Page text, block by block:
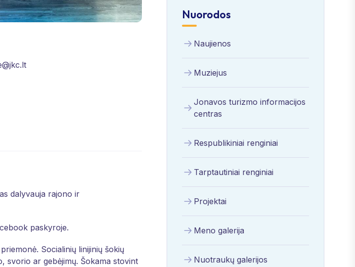
dalyvauja rajono ir
paskyroje.
Socialinių linijinių šokių
svorio ar gebėjimų. Šokama stovint
Nuorodos
Naujienos
Muziejus
Jonavos turizmo informacijos
centras
Respublikiniai renginiai
Tarptautiniai renginiai
Projektai
Meno galerija
Nuotraukų galerijos